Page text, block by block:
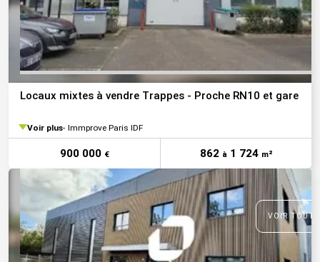
Locaux mixtes à vendre Trappes - Proche RN10 et gare
Voir plus Immprove Paris IDF
900 000 € 862 à1 724 m²
VOIR